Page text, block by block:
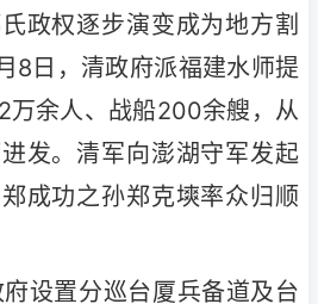
政权逐步演变成为地方割
8日，清政府派福建水师提
万余人、战船200余艘，从
发。清军向澎湖守军发起
成功之孙郑克塽率众归顺
设置分巡台厦兵备道及台